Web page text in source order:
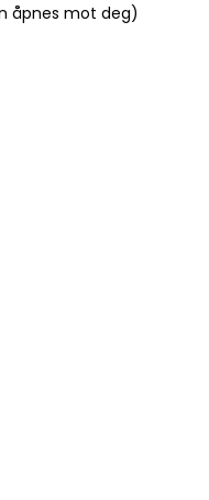
åpnes mot deg)